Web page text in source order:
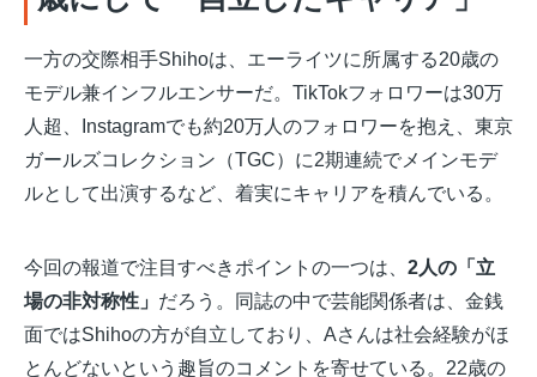
一方の交際相手Shihoは、エーライツに所属する20歳の
モデル兼インフルエンサーだ。TikTokフォロワーは30万
人超、Instagramでも約20万人のフォロワーを抱え、東京
ガールズコレクション（TGC）に2期連続でメインモデ
ルとして出演するなど、着実にキャリアを積んでいる。
今回の報道で注目すべきポイントの一つは、 2人の「立
場の非対称性」 だろう。同誌の中で芸能関係者は、金銭
面ではShihoの方が自立しており、Aさんは社会経験がほ
とんどないという趣旨のコメントを寄せている。22歳の